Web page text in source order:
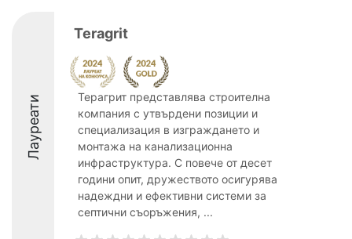
Лауреати
Teragrit
Терагрит представлява строителна
компания с утвърдени позиции и
специализация в изграждането и
монтажа на канализационна
инфраструктура. С повече от десет
години опит, дружеството осигурява
надеждни и ефективни системи за
септични съоръжения, ...